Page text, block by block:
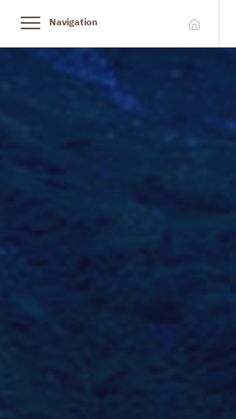
Navigation